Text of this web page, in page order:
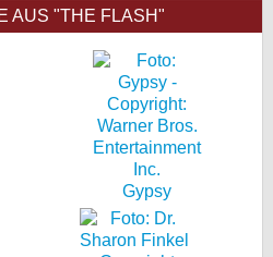
AUS "THE FLASH"
Gypsy